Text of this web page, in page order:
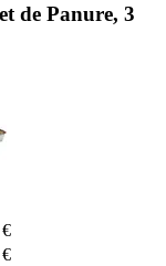
de Panure, 3